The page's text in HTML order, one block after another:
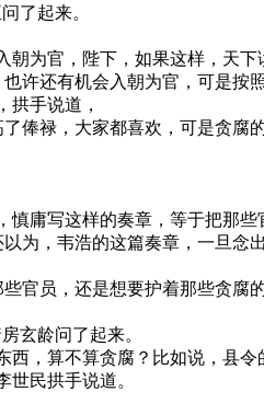
了起来。
为官，陛下，如果这样，天下
许还有机会入朝为官，可是按
拱手说道，
俸禄，大家都喜欢，可是贪
庸写这样的奏章，等于把那些
为，韦浩的这篇奏章，一旦念
官员，还是想要护着那些贪腐
玄龄问了起来。
，算不算贪腐？比如说，县
民拱手说道。